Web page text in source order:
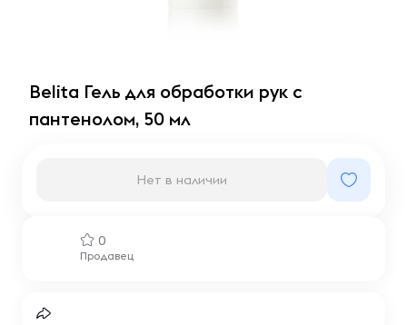
Belita Гель для обработки рук с
пантенолом, 50 мл
0
Продавец
Нет в наличии